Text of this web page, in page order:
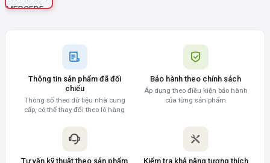
Thông tin sản phẩm đã đối
chiếu
Thông số theo dữ liệu nhà cung
cấp, có thể thay đổi theo lô hàng
Bảo hành theo chính sách
Áp dụng theo điều kiện bảo hành
của từng sản phẩm
Tư vấn kỹ thuật theo sản phẩm
Kiểm tra khả năng tương thích